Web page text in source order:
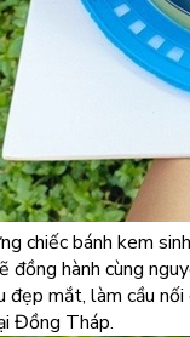
chiếc bánh kem
đồng hành cùng
đẹp mắt, làm cầu
Đồng Tháp.